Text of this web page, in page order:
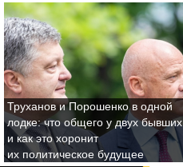
Труханов и Порошенко в одной
лодке: что общего у двух бывших
и как это хоронит
их политическое будущее